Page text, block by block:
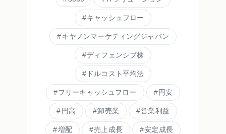
キャッシュフロー
キヤノンマーケティングジャパン
ディフェンシブ株
ドルコスト平均法
フリーキャッシュフロー 円安
円高 卸売業 営業利益
増配 売上成長 安定成長